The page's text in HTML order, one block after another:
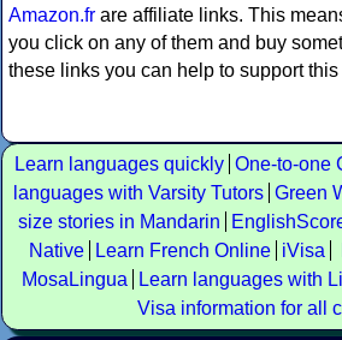
Amazon.fr are affiliate links. This
you click on any of them and buy
these links you can help to support this
Learn languages quickly One-to-one
languages with Varsity Tutors Green
size stories in Mandarin
Native
Learn French Online iVisa
MosaLingua
Learn languages with
Visa information for all